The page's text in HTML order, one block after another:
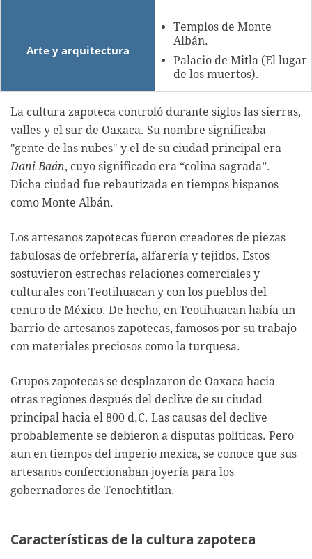
Arte y arquitectura
Templos de Monte
Albán.
Palacio de Mitla (El lugar
de los muertos).
La cultura zapoteca controló durante siglos las sierras,
valles y el sur de Oaxaca. Su nombre significaba
"gente de las nubes" y el de su ciudad principal era
Dani Baán, cuyo significado era “colina sagrada”.
Dicha ciudad fue rebautizada en tiempos hispanos
como Monte Albán.
Los artesanos zapotecas fueron creadores de piezas
fabulosas de orfebrería, alfarería y tejidos. Estos
sostuvieron estrechas relaciones comerciales y
culturales con Teotihuacan y con los pueblos del
centro de México. De hecho, en Teotihuacan había un
barrio de artesanos zapotecas, famosos por su trabajo
con materiales preciosos como la turquesa.
Grupos zapotecas se desplazaron de Oaxaca hacia
otras regiones después del declive de su ciudad
principal hacia el 800 d.C. Las causas del declive
probablemente se debieron a disputas políticas. Pero
aun en tiempos del imperio mexica, se conoce que sus
artesanos confeccionaban joyería para los
gobernadores de Tenochtitlan.
Características de la cultura zapoteca